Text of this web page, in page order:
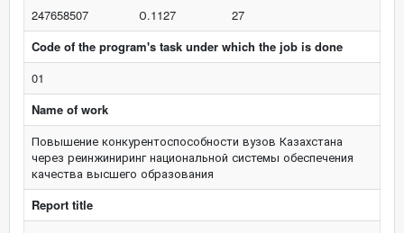
247658507 О.1127
27
Code of the program's task under which the job is done
01
Name of work
Повышение конкурентоспособности вузов Казахстана
через реинжиниринг национальной системы обеспечения
качества высшего образования
Report title